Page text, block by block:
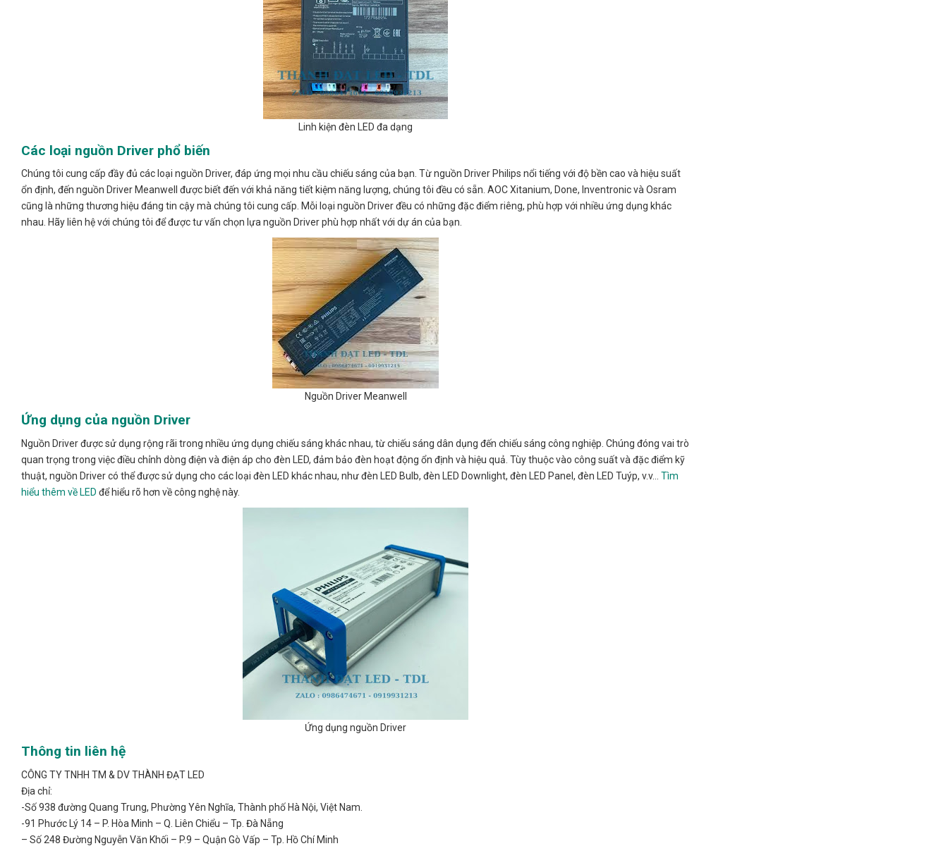
Linh kiện đèn LED đa dạng
Các loại nguồn Driver phổ biến
Chúng tôi cung cấp đầy đủ các loại nguồn Driver, đáp ứng mọi nhu cầu chiếu sáng của bạn. Từ nguồn Driver Philips nổi tiếng với độ bền cao và hiệu suất
ổn định, đến nguồn Driver Meanwell được biết đến với khả năng tiết kiệm năng lượng, chúng tôi đều có sẵn. AOC Xitanium, Done, Inventronic và Osram
cũng là những thương hiệu đáng tin cậy mà chúng tôi cung cấp. Mỗi loại nguồn Driver đều có những đặc điểm riêng, phù hợp với nhiều ứng dụng khác
nhau. Hãy liên hệ với chúng tôi để được tư vấn chọn lựa nguồn Driver phù hợp nhất với dự án của bạn.
Nguồn Driver Meanwell
Ứng dụng của nguồn Driver
Nguồn Driver được sử dụng rộng rãi trong nhiều ứng dụng chiếu sáng khác nhau, từ chiếu sáng dân dụng đến chiếu sáng công nghiệp. Chúng đóng vai trò
quan trọng trong việc điều chỉnh dòng điện và điện áp cho đèn LED, đảm bảo đèn hoạt động ổn định và hiệu quả. Tùy thuộc vào công suất và đặc điểm kỹ
thuật, nguồn Driver có thể được sử dụng cho các loại đèn LED khác nhau, như đèn LED Bulb, đèn LED Downlight, đèn LED Panel, đèn LED Tuýp, v.v… Tìm
hiểu thêm về LED để hiểu rõ hơn về công nghệ này.
Ứng dụng nguồn Driver
Thông tin liên hệ
CÔNG TY TNHH TM & DV THÀNH ĐẠT LED
Địa chỉ:
-Số 938 đường Quang Trung, Phường Yên Nghĩa, Thành phố Hà Nội, Việt Nam.
-91 Phước Lý 14 – P. Hòa Minh – Q. Liên Chiểu – Tp. Đà Nẵng
– Số 248 Đường Nguyễn Văn Khối – P.9 – Quận Gò Vấp – Tp. Hồ Chí Minh